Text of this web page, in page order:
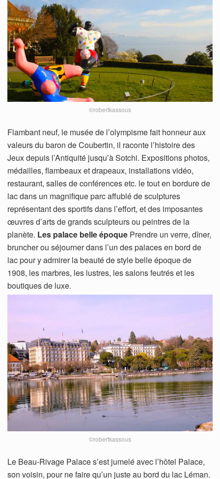
©robertkassous
Flambant neuf, le musée de l’olympisme fait honneur aux
valeurs du baron de Coubertin, il raconte l’histoire des
Jeux depuis l’Antiquité jusqu’à Sotchi. Expositions photos,
médailles, flambeaux et drapeaux, installations vidéo,
restaurant, salles de conférences etc. le tout en bordure de
lac dans un magnifique parc affublé de sculptures
représentant des sportifs dans l’effort, et des imposantes
œuvres d’arts de grands sculpteurs ou peintres de la
planète. Les palace belle époque Prendre un verre, dîner,
bruncher ou séjourner dans l’un des palaces en bord de
lac pour y admirer la beauté de style belle époque de
1908, les marbres, les lustres, les salons feutrés et les
boutiques de luxe.
©robertkassous
Le Beau-Rivage Palace s’est jumelé avec l’hôtel Palace,
son voisin, pour ne faire qu’un juste au bord du lac Léman.